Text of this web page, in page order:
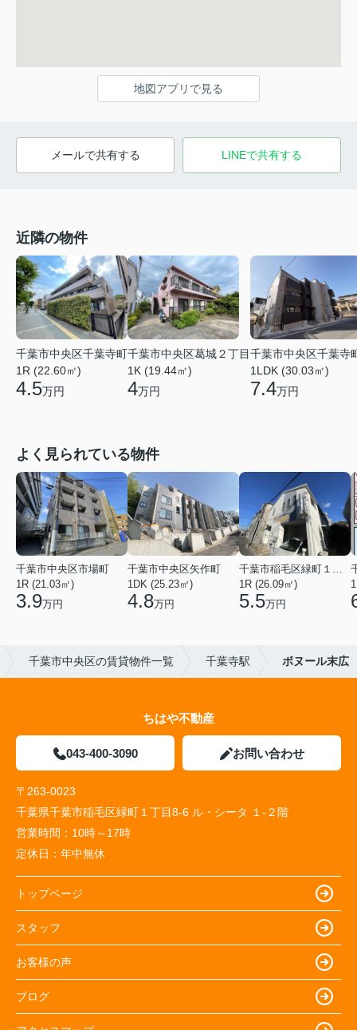
地図アプリで見る
メールで共有する LINEで共有する
近隣の物件
千葉市中央区千葉寺町
1R (22.60㎡)
4.5万円
千葉市中央区葛城２丁目
1K (19.44㎡)
4万円
千葉市中央区千葉寺
1LDK (30.03㎡)
7.4万円
よく見られている物件
千葉市中央区市場町
1R (21.03㎡)
3.9万円
千葉市中央区矢作町
1DK (25.23㎡)
4.8万円
千葉市稲毛区緑町１丁目
1R (26.09㎡)
5.5万円
千葉市中央区の賃貸物件一覧 千葉寺駅 ボヌール末広
ちはや不動産
043-400-3090 お問い合わせ
〒263-0023
千葉県千葉市稲毛区緑町１丁目8-6 ル・シータ １-２階
営業時間： 10時～17時
定休日： 年中無休
トップページ
スタッフ
お客様の声
ブログ